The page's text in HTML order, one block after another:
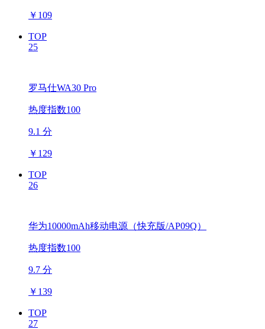
￥ 109
TOP
25
罗马仕WA30 Pro
热度指数100
9.1 分
￥ 129
TOP
26
华为10000mAh移动电源（快充版/AP09Q）
热度指数100
9.7 分
￥ 139
TOP
27